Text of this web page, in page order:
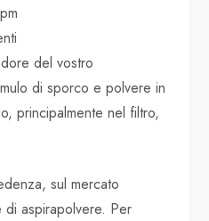
del vostro
di sporco e polvere in
principalmente nel filtro,
sul mercato
aspirapolvere. Per